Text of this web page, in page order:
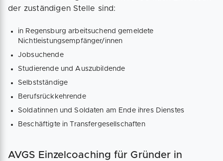
der zuständigen Stelle sind:
in Regensburg arbeitsuchend gemeldete
Nichtleistungsempfänger/innen
Jobsuchende
Studierende und Auszubildende
Selbstständige
Berufsrückkehrende
Soldatinnen und Soldaten am Ende ihres Dienstes
Beschäftigte in Transfergesellschaften
AVGS Einzelcoaching für Gründer in